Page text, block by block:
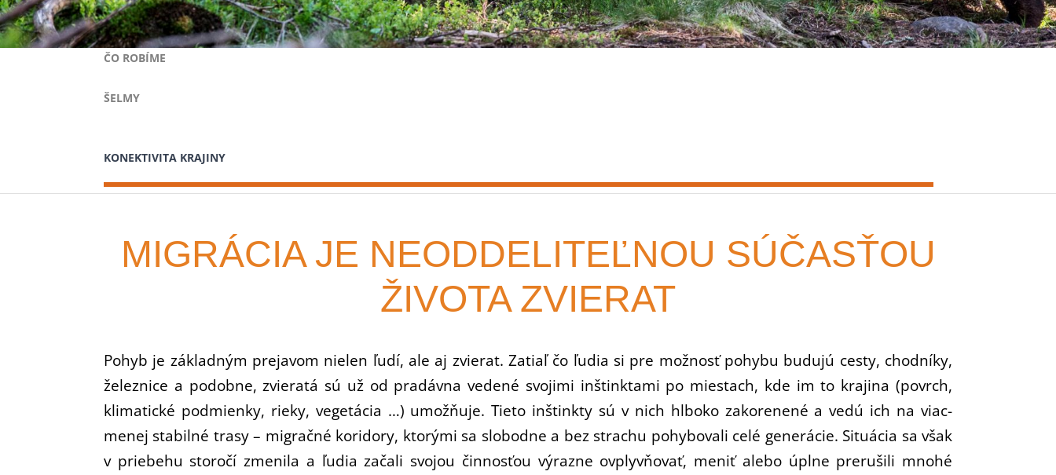
ČO ROBÍME
ŠELMY
KONEKTIVITA KRAJINY
MIGRÁCIA JE NEODDELITEĽNOU SÚČASŤOU
ŽIVOTA ZVIERAT
Pohyb je základným prejavom nielen ľudí, ale aj zvierat. Zatiaľ čo ľudia si pre možnosť pohybu budujú cesty, chodníky,
železnice a podobne, zvieratá sú už od pradávna vedené svojimi inštinktami po miestach, kde im to krajina (povrch,
klimatické podmienky, rieky, vegetácia …) umožňuje. Tieto inštinkty sú v nich hlboko zakorenené a vedú ich na viac-
menej stabilné trasy – migračné koridory, ktorými sa slobodne a bez strachu pohybovali celé generácie. Situácia sa však
v priebehu storočí zmenila a ľudia začali svojou činnosťou výrazne ovplyvňovať, meniť alebo úplne prerušili mnohé